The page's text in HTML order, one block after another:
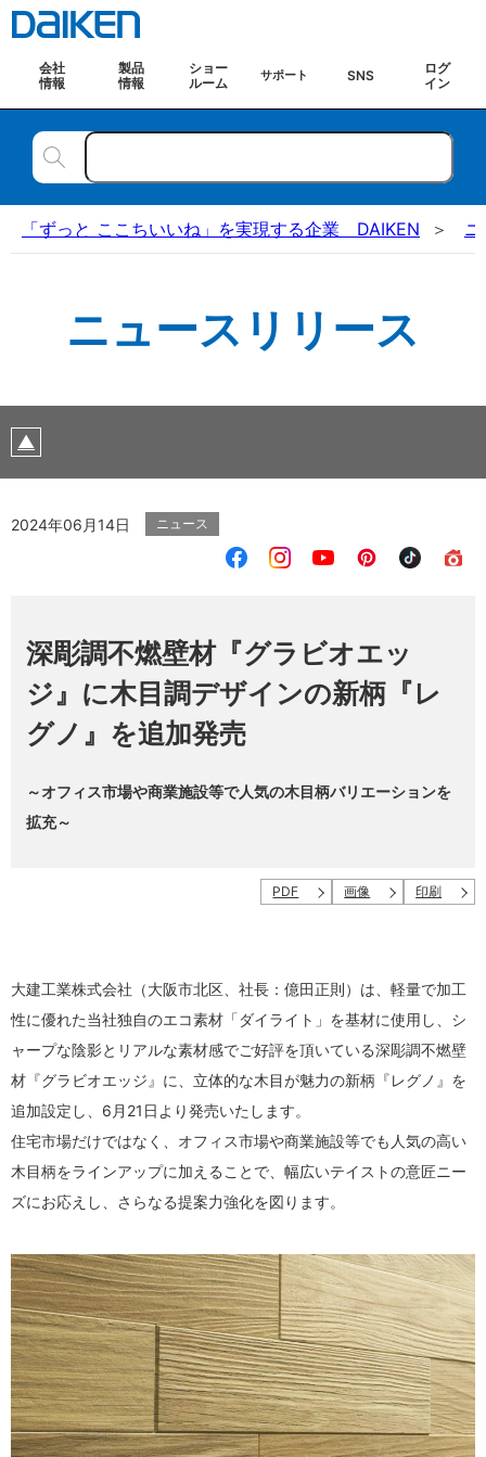
会社
情報
製品
情報
ショー
ルーム
サポート SNS
ログ
イン
「ずっと ここちいいね」を実現する企業 DAIKEN
ニュースリリース
2024年06月14日 ニュース
深彫調不燃壁材『グラビオエッ
ジ』に木目調デザインの新柄『レ
グノ』を追加発売
～オフィス市場や商業施設等で人気の木目柄バリエーションを
拡充～
PDF 画像 印刷
大建工業株式会社（大阪市北区、社長：億田正則）は、軽量で加工
性に優れた当社独自のエコ素材「ダイライト」を基材に使用し、シ
ャープな陰影とリアルな素材感でご好評を頂いている深彫調不燃壁
材『グラビオエッジ』に、立体的な木目が魅力の新柄『レグノ』を
追加設定し、6月21日より発売いたします。
住宅市場だけではなく、オフィス市場や商業施設等でも人気の高い
木目柄をラインアップに加えることで、幅広いテイストの意匠ニー
ズにお応えし、さらなる提案力強化を図ります。